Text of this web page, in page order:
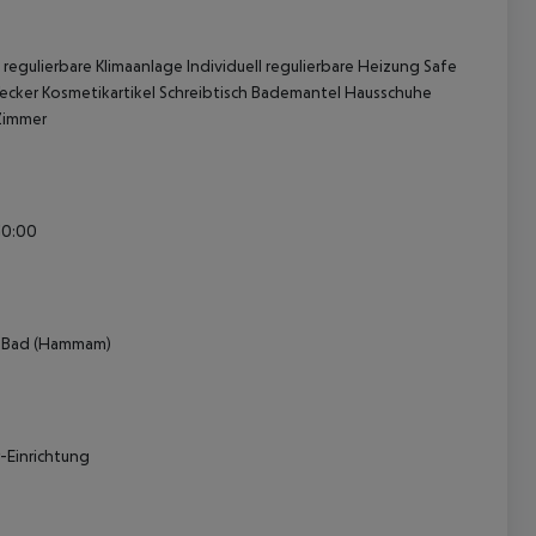
Klimaanlage Individuell regulierbare Heizung Safe
Kosmetikartikel Schreibtisch Bademantel Hausschuhe
(Hammam)
Einrichtung
akzeptieren